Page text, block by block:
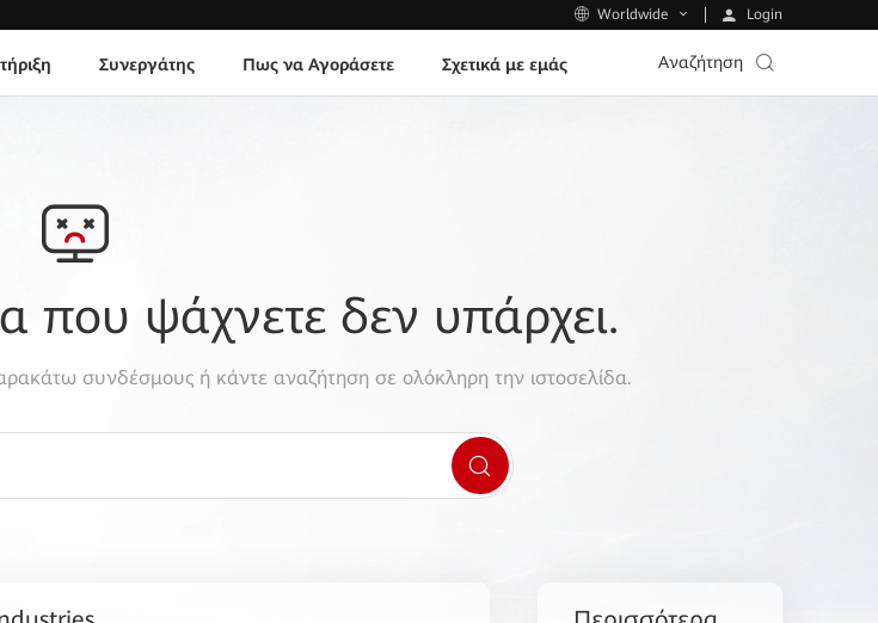
Worldwide Login
Συνεργάτης Πως να Αγοράσετε Σχετικά με εμάς Αναζήτηση
που ψάχνετε δεν υπάρχει.
συνδέσμους ή κάντε αναζήτηση σε ολόκληρη την ιστοσελίδα.